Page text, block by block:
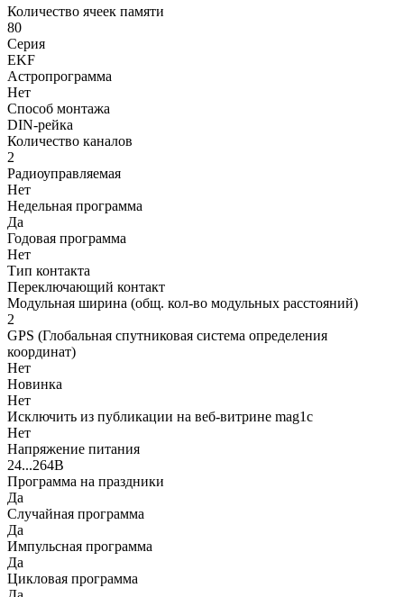
Количество ячеек памяти
80
Серия
EKF
Астропрограмма
Нет
Способ монтажа
DIN-рейка
Количество каналов
2
Радиоуправляемая
Нет
Недельная программа
Да
Годовая программа
Нет
Тип контакта
Переключающий контакт
Модульная ширина (общ. кол-во модульных расстояний)
2
GPS (Глобальная спутниковая система определения
координат)
Нет
Новинка
Нет
Исключить из публикации на веб-витрине mag1c
Нет
Напряжение питания
24...264В
Программа на праздники
Да
Случайная программа
Да
Импульсная программа
Да
Цикловая программа